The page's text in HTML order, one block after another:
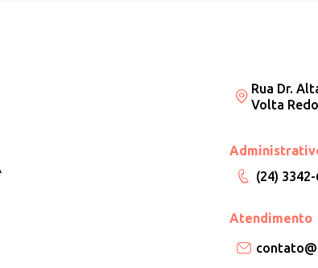
Rua Dr.
Volta
(24)
Atendimento